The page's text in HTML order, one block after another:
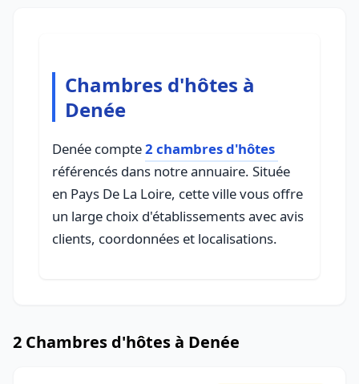
Chambres d'hôtes à
Denée
Denée compte2 chambres d'hôtes
référencés dans notre annuaire. Située
en Pays De La Loire, cette ville vous offre
un large choix d'établissements avec avis
clients, coordonnées et localisations.
2 Chambres d'hôtes à Denée